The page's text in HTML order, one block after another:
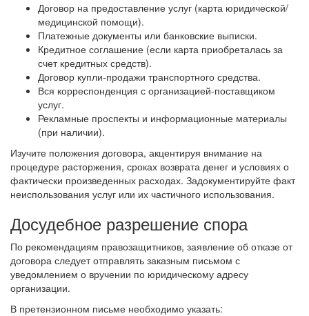
Договор на предоставление услуг (карта юридической/
медицинской помощи).
Платежные документы или банковские выписки.
Кредитное соглашение (если карта приобреталась за
счет кредитных средств).
Договор купли-продажи транспортного средства.
Вся корреспонденция с организацией-поставщиком
услуг.
Рекламные проспекты и информационные материалы
(при наличии).
Изучите положения договора, акцентируя внимание на
процедуре расторжения, сроках возврата денег и условиях о
фактически произведенных расходах. Задокументируйте факт
неиспользования услуг или их частичного использования.
Досудебное разрешение спора
По рекомендациям правозащитников, заявление об отказе от
договора следует отправлять заказным письмом с
уведомлением о вручении по юридическому адресу
организации.
В претензионном письме необходимо указать: